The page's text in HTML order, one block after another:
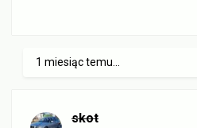
1 miesiąc temu...
skot